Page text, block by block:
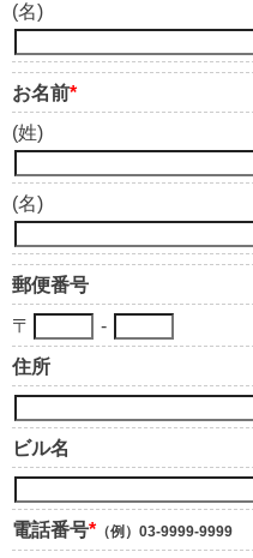
(名)
お名前*
(姓)
(名)
郵便番号
〒
-
住所
ビル名
電話番号* （例）03-9999-9999